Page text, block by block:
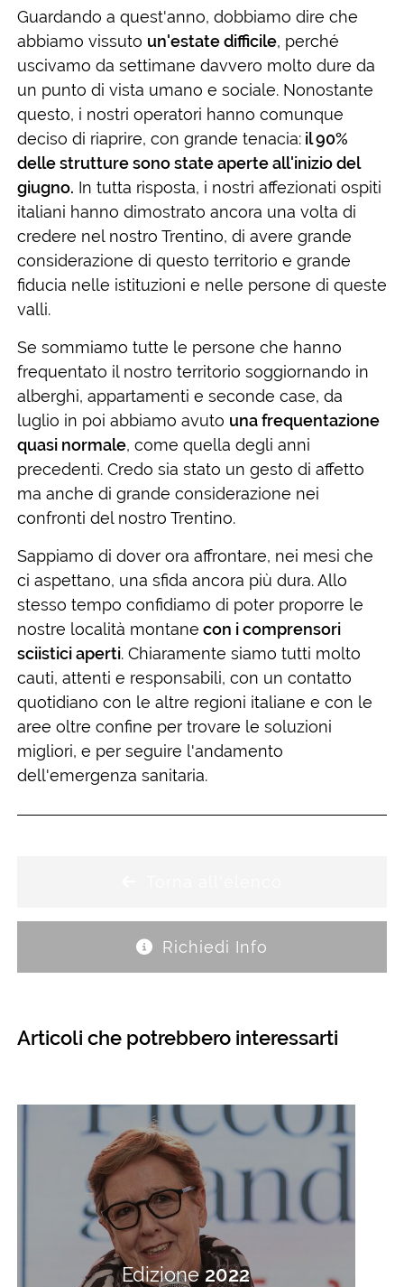
Guardando a quest'anno, dobbiamo dire che
abbiamo vissuto un'estate difficile, perché
uscivamo da settimane davvero molto dure da
un punto di vista umano e sociale. Nonostante
questo, i nostri operatori hanno comunque
deciso di riaprire, con grande tenacia:il 90%
delle strutture sono state aperte all'inizio del
giugno. In tutta risposta, i nostri affezionati ospiti
italiani hanno dimostrato ancora una volta di
credere nel nostro Trentino, di avere grande
considerazione di questo territorio e grande
fiducia nelle istituzioni e nelle persone di queste
valli.
Se sommiamo tutte le persone che hanno
frequentato il nostro territorio soggiornando in
alberghi, appartamenti e seconde case, da
luglio in poi abbiamo avuto una frequentazione
quasi normale, come quella degli anni
precedenti. Credo sia stato un gesto di affetto
ma anche di grande considerazione nei
confronti del nostro Trentino.
Sappiamo di dover ora affrontare, nei mesi che
ci aspettano, una sfida ancora più dura. Allo
stesso tempo confidiamo di poter proporre le
nostre località montane con i comprensori
sciistici aperti. Chiaramente siamo tutti molto
cauti, attenti e responsabili, con un contatto
quotidiano con le altre regioni italiane e con le
aree oltre confine per trovare le soluzioni
migliori, e per seguire l'andamento
dell'emergenza sanitaria.
Richiedi Info
Articoli che potrebbero interessarti
Edizione2022